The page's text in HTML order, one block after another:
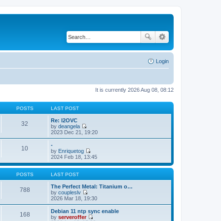
Login
It is currently 2026 Aug 08, 08:12
POSTS LAST POST
32
Re: l2OVC
by deangela
V
i
w
t
h
e
t
e
s
t
o
s
2023 Dec 21, 19:20
10
-
by Enriquetog
V
i
e
t
h
l
a
t
e
2024 Feb 18, 13:45
POSTS LAST POST
788
The Perfect Metal: Titanium o…
by coupleslv
V
i
e
w
2026 Mar 18, 19:30
168
Debian 11 ntp sync enable
by serveroffer